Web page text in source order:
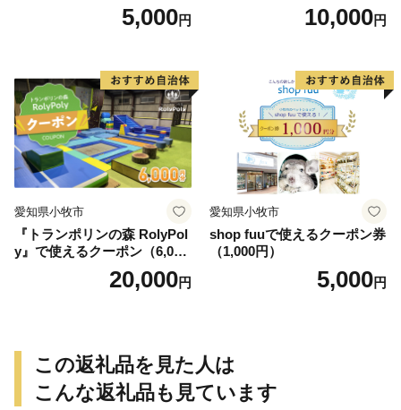
5,000円 10,000円
愛知県小牧市
『トランポリンの森 RolyPol
y』で使えるクーポン（6,000
20,000円
愛知県小牧市
shop fuuで使えるクーポン券
（1,000円）
5,000円
この返礼品を見た人は
こんな返礼品も見ています